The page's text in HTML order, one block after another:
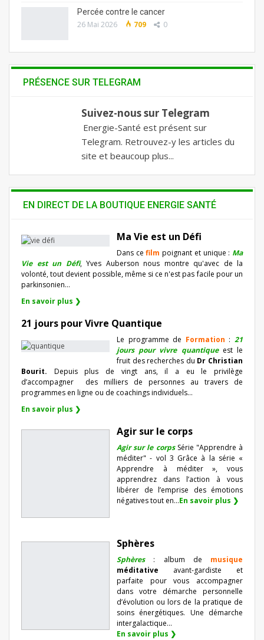
Percée contre le cancer
26 Mai 2026 709 0
PRÉSENCE SUR TELEGRAM
Suivez-nous sur Telegram
Energie-Santé est présent sur
Telegram. Retrouvez-y les articles du
site et beaucoup plus...
EN DIRECT DE LA BOUTIQUE ENERGIE SANTÉ
Ma Vie est un Défi
Dans cefilm poignant et unique : Ma
Vie est un Défi, Yves Auberson nous montre qu'avec de la
volonté, tout devient possible, même si ce n'est pas facile pour un
parkinsonien…
En savoir plus ❯
21 jours pour Vivre Quantique
Le programme de Formation :21
jours pour vivre quantiqueest le
fruit des recherches du Dr Christian
Bourit. Depuis plus de vingt ans, il a eu le privilège
d’accompagner
des milliers de personnes au travers de
programmes en ligne ou de coachings individuels…
En savoir plus ❯
Agir sur le corps
Agir sur le corpsSérie "Apprendre à
méditer" - vol 3 Grâce à la série «
Apprendre à méditer », vous
apprendrez dans l’action à vous
libérer de l’emprise des émotions
négatives tout en...En savoir plus ❯
Sphères
Sphères: album de musique
méditative avant-gardiste et
parfaite pour vous accompagner
dans votre démarche personnelle
d’évolution ou lors de la pratique de
soins énergétiques. Une démarche
intergalactique...
En savoir plus ❯